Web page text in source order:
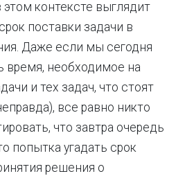
контексте выглядит
поставки задачи в
Даже если мы сегодня
необходимое на
и тех задач, что стоят
все равно никто
что завтра очередь
попытка угадать срок
решения о